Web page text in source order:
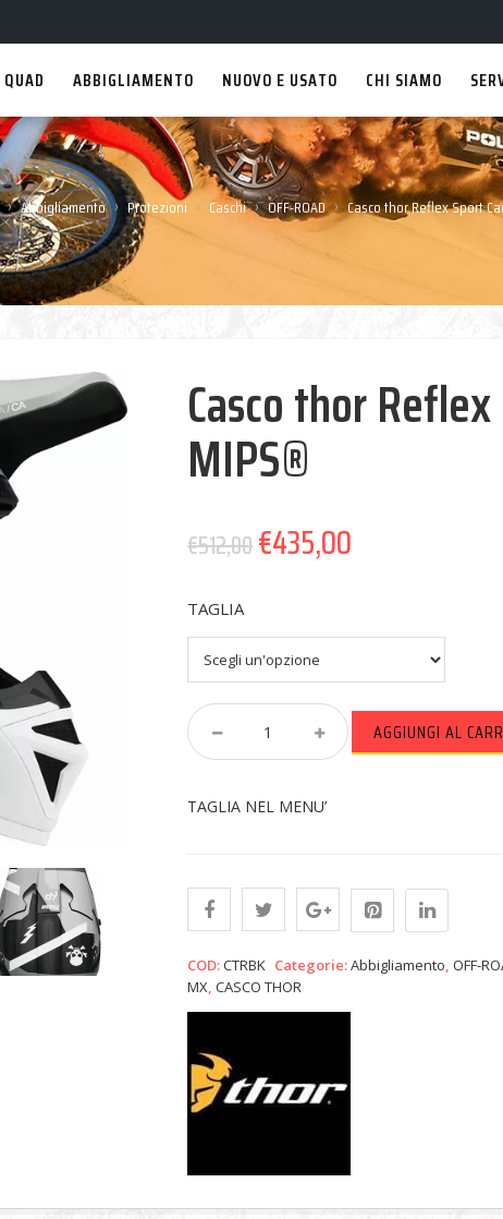
QUAD ABBIGLIAMENTO NUOVO E USATO CHI SIAMO
› Abbigliamento › Protezioni › Caschi › OFF-ROAD › Casco thor Reflex Sport
Casco thor
MIPS®
€512,00€435,00
TAGLIA
Casco
Thor
Reflex
Carbon
MIPS®
AGGIUNGI AL
TAGLIA NEL MENU’
COD:CTRBK Categorie:Abbigliamento,OFF-
MX,CASCO THOR